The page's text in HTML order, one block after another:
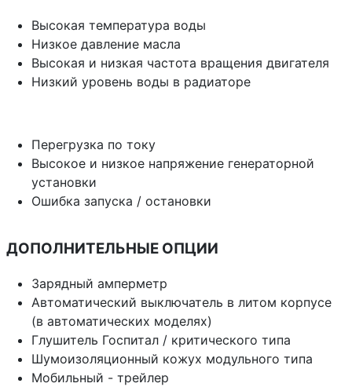
Высокая температура воды
Низкое давление масла
Высокая и низкая частота вращения двигателя
Низкий уровень воды в радиаторе
Перегрузка по току
Высокое и низкое напряжение генераторной
установки
Ошибка запуска / остановки
ДОПОЛНИТЕЛЬНЫЕ ОПЦИИ
Зарядный амперметр
Автоматический выключатель в литом корпусе
(в автоматических моделях)
Глушитель Госпитал / критического типа
Шумоизоляционный кожух модульного типа
Мобильный - трейлер